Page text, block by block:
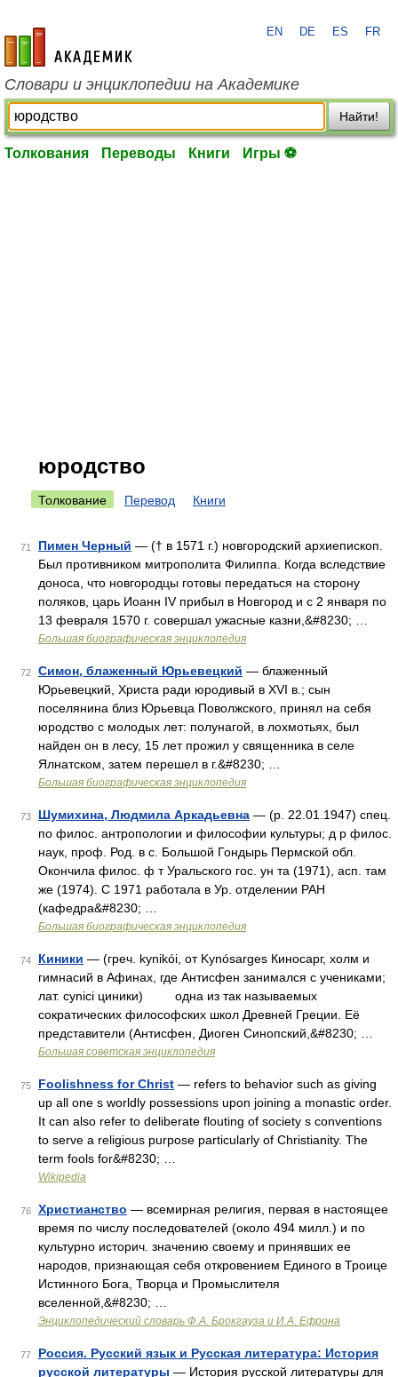
academic.ru
EN DE ES FR
Словари и энциклопедии на Академике
Найти!
Толкования Переводы Книги Игры ⚽
юродство
Толкование Перевод Книги
71 Пимен Черный — († в 1571 г.) новгородский архиепископ.
Был противником митрополита Филиппа. Когда вследствие
доноса, что новгородцы готовы передаться на сторону
поляков, царь Иоанн IV прибыл в Новгород и с 2 января по
13 февраля 1570 г. совершал ужасные казни,&#8230; …
Большая биографическая энциклопедия
72 Симон, блаженный Юрьевецкий — блаженный
Юрьевецкий, Христа ради юродивый в XVI в.; сын
поселянина близ Юрьевца Поволжского, принял на себя
юродство с молодых лет: полунагой, в лохмотьях, был
найден он в лесу, 15 лет прожил у священника в селе
Ялнатском, затем перешел в г.&#8230; …
Большая биографическая энциклопедия
73 Шумихина, Людмила Аркадьевна — (р. 22.01.1947) спец.
по филос. антропологии и философии культуры; д р филос.
наук, проф. Род. в с. Большой Гондырь Пермской обл.
Окончила филос. ф т Уральского гос. ун та (1971), асп. там
же (1974). С 1971 работала в Ур. отделении РАН
(кафедра&#8230; …
Большая биографическая энциклопедия
74 Киники — (греч. kynikói, от Kynósarges Киносарг, холм и
гимнасий в Афинах, где Антисфен занимался с учениками;
лат. cynici циники) одна из так называемых
сократических философских школ Древней Греции. Её
представители (Антисфен, Диоген Синопский,&#8230; …
Большая советская энциклопедия
75 Foolishness for Christ — refers to behavior such as giving
up all one s worldly possessions upon joining a monastic order.
It can also refer to deliberate flouting of society s conventions
to serve a religious purpose particularly of Christianity. The
term fools for&#8230; …
Wikipedia
76 Христианство — всемирная религия, первая в настоящее
время по числу последователей (около 494 милл.) и по
культурно историч. значению своему и принявших ее
народов, признающая себя откровением Единого в Троице
Истинного Бога, Творца и Промыслителя
вселенной,&#8230; …
Энциклопедический словарь Ф.А. Брокгауза и И.А. Ефрона
77
Россия. Русский язык и Русская литература: История
русской литературы — История русской литературы для